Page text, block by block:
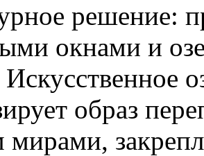
решение:
окнами и
образ